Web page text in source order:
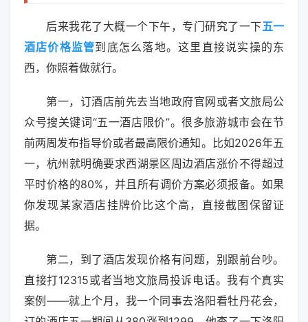
后来我花了大概一个下午，专门研究了一下五一
酒店价格监管到底怎么落地。这里直接说实操的东
西，你照着做就行。
第一，订酒店前先去当地政府官网或者文旅局公
众号搜关键词“五一酒店限价”。很多旅游城市会在节
前两周发布指导价或者最高限价通知。比如2026年五
一，杭州就明确要求西湖景区周边酒店涨价不得超过
平时价格的80%，并且所有调价方案必须报备。如果
你发现某家酒店挂牌价比这个高，直接截图保留证
据。
第二，到了酒店发现价格有问题，别跟前台吵。
直接打12315或者当地文旅局投诉电话。我有个真实
案例——就上个月，我一个同事去洛阳看牡丹花会，